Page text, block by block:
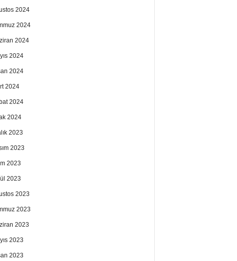
2024
2024
2024
2024
2024
2024
2024
2024
2023
2023
2023
2023
2023
2023
2023
2023
2023